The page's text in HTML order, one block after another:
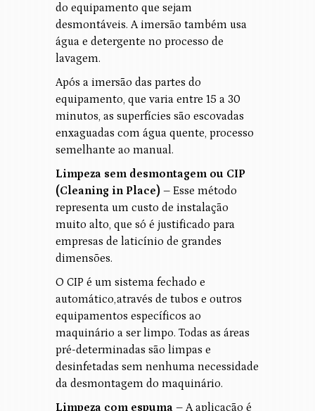
do equipamento que sejam
desmontáveis. A imersão também usa
água e detergente no processo de
lavagem.
Após a imersão das partes do
equipamento, que varia entre 15 a 30
minutos, as superfícies são escovadas
enxaguadas com água quente, processo
semelhante ao manual.
Limpeza sem desmontagem ou CIP
(Cleaning in Place) – Esse método
representa um custo de instalação
muito alto, que só é justificado para
empresas de laticínio de grandes
dimensões.
O CIP é um sistema fechado e
automático,através de tubos e outros
equipamentos específicos ao
maquinário a ser limpo. Todas as áreas
pré-determinadas são limpas e
desinfetadas sem nenhuma necessidade
da desmontagem do maquinário.
Limpeza com espuma – A aplicação é